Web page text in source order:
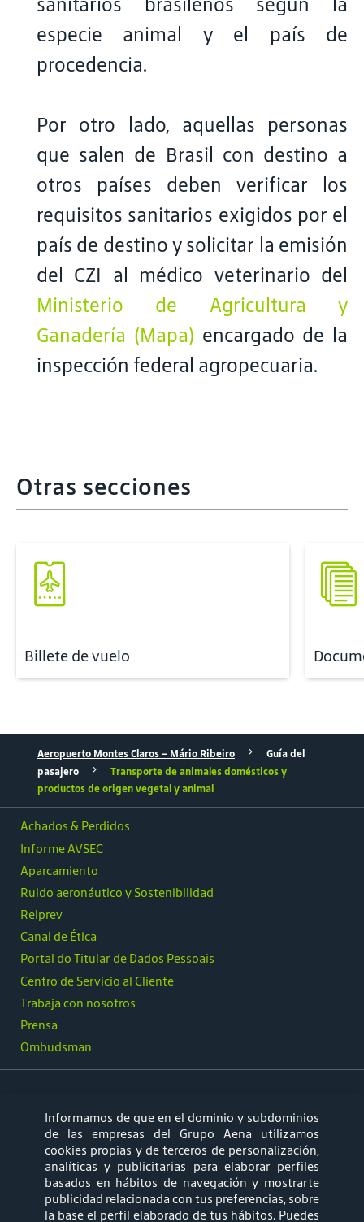
especie animal y el país de
procedencia.
Por otro lado, aquellas personas
que salen de Brasil con destino a
otros países deben verificar los
requisitos sanitarios exigidos por el
país de destino y solicitar la emisión
del CZI al médico veterinario del
Ministerio de Agricultura y
Ganadería (Mapa) encargado de la
inspección federal agropecuaria.
Otras secciones
Billete de vuelo
Aeropuerto Montes Claros – Mário Ribeiro
Guía del
pasajero
Transporte de animales domésticos y
productos de origen vegetal y animal
Ombudsman
Achados & Perdidos
Informe AVSEC
Aparcamiento
Ruido aeronáutico y Sostenibilidad
Relprev
Canal de Ética
Portal do Titular de Dados Pessoais
Centro de Servicio al Cliente
Trabaja con nosotros
Prensa
síguenos
Informamos de que en el dominio y subdominios
de las empresas del Grupo Aena utilizamos
cookies propias y de terceros de personalización,
analíticas y publicitarias para elaborar perfiles
basados en hábitos de navegación y mostrarte
publicidad relacionada con tus preferencias, sobre
la base el perfil elaborado de tus hábitos. Puedes